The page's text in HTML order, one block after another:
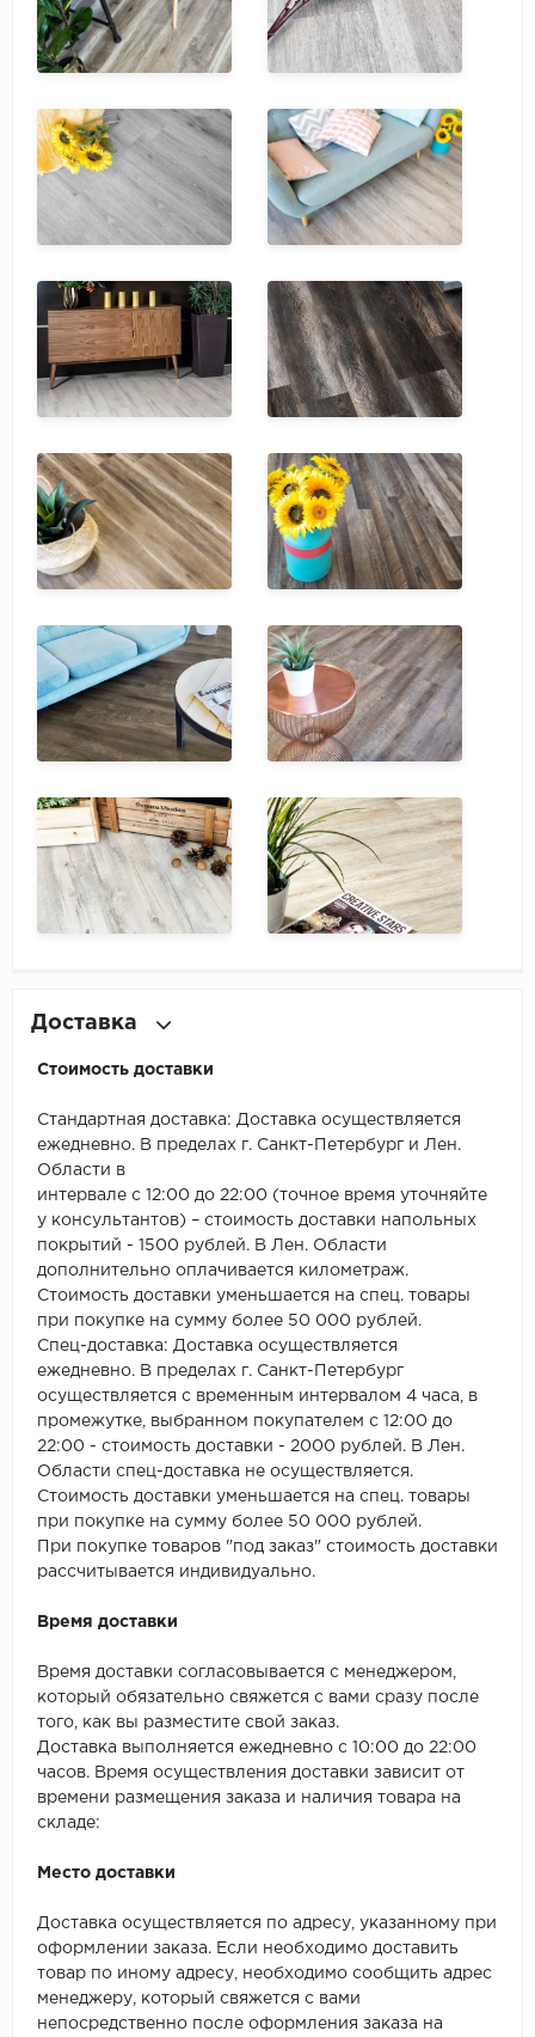
Доставка
Стоимость доставки
Стандартная доставка: Доставка осуществляется
ежедневно. В пределах г. Санкт-Петербург и Лен.
Области в
интервале с 12:00 до 22:00 (точное время уточняйте
у консультантов) – стоимость доставки напольных
покрытий - 1500 рублей. В Лен. Области
дополнительно оплачивается километраж.
Стоимость доставки уменьшается на спец. товары
при покупке на сумму более 50 000 рублей.
Спец-доставка: Доставка осуществляется
ежедневно. В пределах г. Санкт-Петербург
осуществляется с временным интервалом 4 часа, в
промежутке, выбранном покупателем с 12:00 до
22:00 - стоимость доставки - 2000 рублей. В Лен.
Области спец-доставка не осуществляется.
Стоимость доставки уменьшается на спец. товары
при покупке на сумму более 50 000 рублей.
При покупке товаров "под заказ" стоимость доставки
рассчитывается индивидуально.
Время доставки
Время доставки согласовывается с менеджером,
который обязательно свяжется с вами сразу после
того, как вы разместите свой заказ.
Доставка выполняется ежедневно с 10:00 до 22:00
часов. Время осуществления доставки зависит от
времени размещения заказа и наличия товара на
складе:
Место доставки
Доставка осуществляется по адресу, указанному при
оформлении заказа. Если необходимо доставить
товар по иному адресу, необходимо сообщить адрес
менеджеру, который свяжется с вами
непосредственно после оформления заказа на